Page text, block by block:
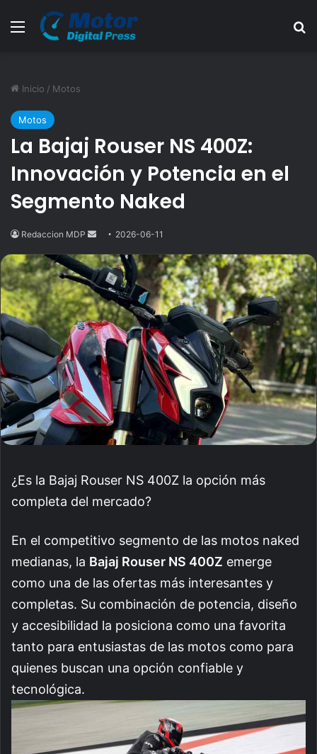
Menú
Inicio / Motos
Motos
La Bajaj Rouser NS 400Z:
Innovación y Potencia en el
Segmento Naked
Redaccion MDP
Send
email
2026-06-11
¿Es la Bajaj Rouser NS 400Z la opción más
completa del mercado?
En el competitivo segmento de las motos naked
medianas, la Bajaj Rouser NS 400Z emerge
como una de las ofertas más interesantes y
completas. Su combinación de potencia, diseño
y accesibilidad la posiciona como una favorita
tanto para entusiastas de las motos como para
quienes buscan una opción confiable y
tecnológica.